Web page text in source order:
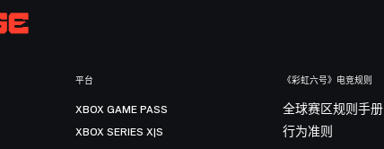
平台
XBOX GAME PASS
XBOX SERIES X|S
《彩虹六号》电竞规则
全球赛区规则手册
行为准则